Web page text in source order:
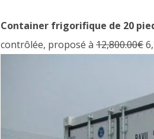
Container frigorifique de 20
contrôlée, proposé à 12,800.00€